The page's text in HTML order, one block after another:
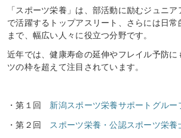
「スポーツ栄養」は、部活動に励むジュニ
で活躍するトップアスリート、さらには日
まで、幅広い人々に役立つ分野です。
近年では、健康寿命の延伸やフレイル予防に
ツの枠を超えて注目されています。
・第１回 新潟スポーツ栄養サポートグルー
・第２回 スポーツ栄養・公認スポーツ栄養